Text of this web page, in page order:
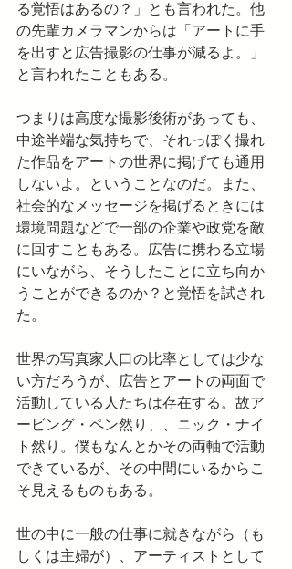
る覚悟はあるの？」とも言われた。他
の先輩カメラマンからは「アートに手
を出すと広告撮影の仕事が減るよ。」
と言われたこともある。
つまりは高度な撮影後術があっても、
中途半端な気持ちで、それっぽく撮れ
た作品をアートの世界に掲げても通用
しないよ。ということなのだ。また、
社会的なメッセージを掲げるときには
環境問題などで一部の企業や政党を敵
に回すこともある。広告に携わる立場
にいながら、そうしたことに立ち向か
うことができるのか？と覚悟を試され
た。
世界の写真家人口の比率としては少な
い方だろうが、広告とアートの両面で
活動している人たちは存在する。故ア
ービング・ペン然り、、ニック・ナイ
ト然り。僕もなんとかその両軸で活動
できているが、その中間にいるからこ
そ見えるものもある。
世の中に一般の仕事に就きながら（も
しくは主婦が）、アーティストとして